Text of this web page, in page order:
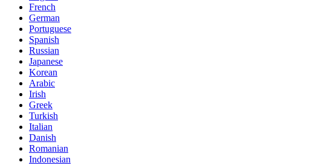
French
German
Portuguese
Spanish
Russian
Japanese
Korean
Arabic
Irish
Greek
Turkish
Italian
Danish
Romanian
Indonesian